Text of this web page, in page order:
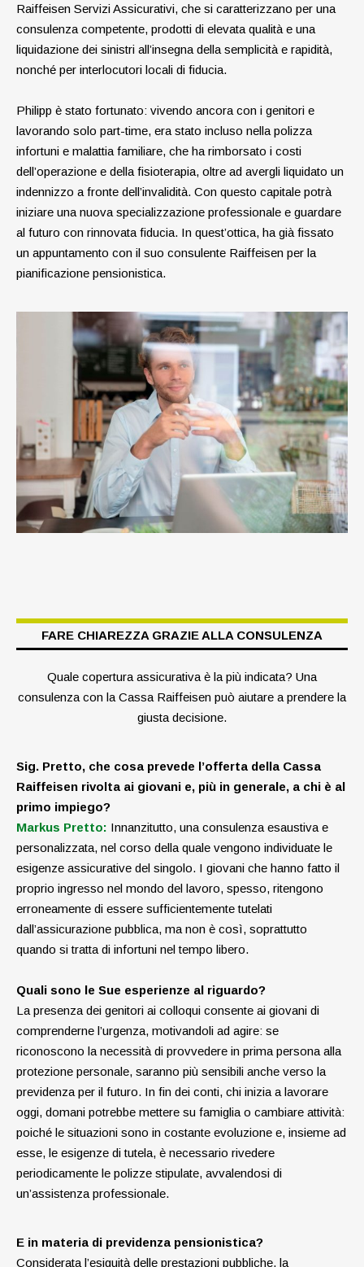
Raiffeisen Servizi Assicurativi, che si caratterizzano per una
consulenza competente, prodotti di elevata qualità e una
liquidazione dei sinistri all’insegna della semplicità e rapidità,
nonché per interlocutori locali di fiducia.
Philipp è stato fortunato: vivendo ancora con i genitori e
lavorando solo part-time, era stato incluso nella polizza
infortuni e malattia familiare, che ha rimborsato i costi
dell’operazione e della fisioterapia, oltre ad avergli liquidato un
indennizzo a fronte dell’invalidità. Con questo capitale potrà
iniziare una nuova specializzazione professionale e guardare
al futuro con rinnovata fiducia. In quest’ottica, ha già fissato
un appuntamento con il suo consulente Raiffeisen per la
pianificazione pensionistica.
FARE CHIAREZZA GRAZIE ALLA CONSULENZA
Quale copertura assicurativa è la più indicata? Una
consulenza con la Cassa Raiffeisen può aiutare a prendere la
giusta decisione.
Sig. Pretto, che cosa prevede l’offerta della Cassa
Raiffeisen rivolta ai giovani e, più in generale, a chi è al
primo impiego?
Markus Pretto: Innanzitutto, una consulenza esaustiva e
personalizzata, nel corso della quale vengono individuate le
esigenze assicurative del singolo. I giovani che hanno fatto il
proprio ingresso nel mondo del lavoro, spesso, ritengono
erroneamente di essere sufficientemente tutelati
dall’assicurazione pubblica, ma non è così, soprattutto
quando si tratta di infortuni nel tempo libero.
Quali sono le Sue esperienze al riguardo?
La presenza dei genitori ai colloqui consente ai giovani di
comprenderne l’urgenza, motivandoli ad agire: se
riconoscono la necessità di provvedere in prima persona alla
protezione personale, saranno più sensibili anche verso la
previdenza per il futuro. In fin dei conti, chi inizia a lavorare
oggi, domani potrebbe mettere su famiglia o cambiare attività:
poiché le situazioni sono in costante evoluzione e, insieme ad
esse, le esigenze di tutela, è necessario rivedere
periodicamente le polizze stipulate, avvalendosi di
un’assistenza professionale.
E in materia di previdenza pensionistica?
Considerata l’esiguità delle prestazioni pubbliche, la